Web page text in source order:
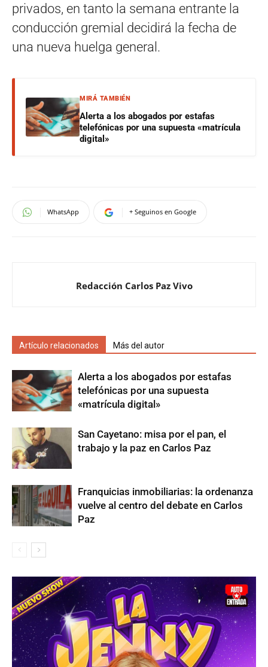
privados, en tanto la semana entrante la
conducción gremial decidirá la fecha de
una nueva huelga general.
MIRÁ TAMBIÉN
Alerta a los abogados por estafas
telefónicas por una supuesta «matrícula
digital»
WhatsApp + Seguinos en Google
Redacción Carlos Paz Vivo
Artículo relacionados Más del autor
Alerta a los abogados por estafas
telefónicas por una supuesta
«matrícula digital»
San Cayetano: misa por el pan, el
trabajo y la paz en Carlos Paz
Franquicias inmobiliarias: la ordenanza
vuelve al centro del debate en Carlos
Paz